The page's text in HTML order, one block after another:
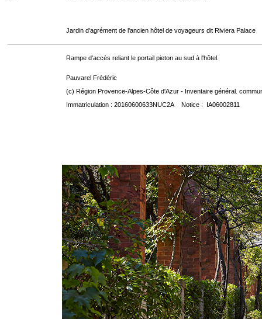
Jardin d'agrément de l'ancien hôtel de voyageurs dit Riviera Palace
Rampe d'accès reliant le portail pieton au sud à l'hôtel.
Pauvarel Frédéric
(c) Région Provence-Alpes-Côte d'Azur - Inventaire général.
Immatriculation : 20160600633NUC2A Notice : IA06002811